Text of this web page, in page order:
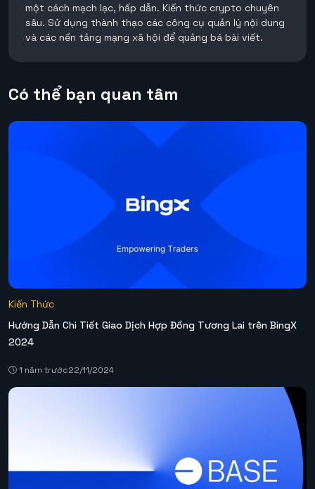
một cách mạch lạc, hấp dẫn. Kiến thức crypto chuyên
sâu. Sử dụng thành thạo các công cụ quản lý nội dung
và các nền tảng mạng xã hội để quảng bá bài viết.
Có thể bạn quan tâm
Kiến Thức
Hướng Dẫn Chi Tiết Giao Dịch Hợp Đồng Tương Lai trên BingX
2024
1 năm trước22/11/2024